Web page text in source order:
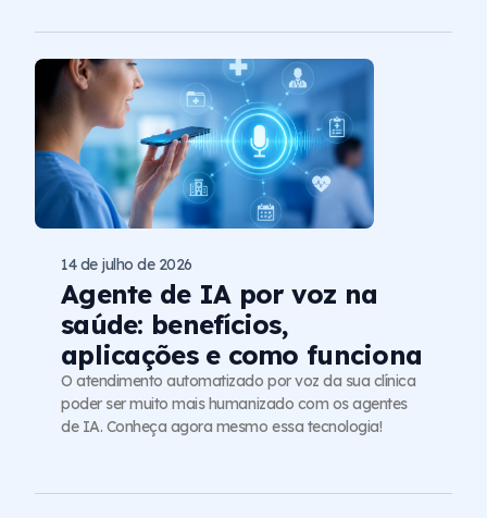
Agente de IA por voz na
saúde: benefícios,
aplicações e como funciona
14 de julho de 2026
O atendimento automatizado por voz da sua clínica
poder ser muito mais humanizado com os agentes
de IA. Conheça agora mesmo essa tecnologia!